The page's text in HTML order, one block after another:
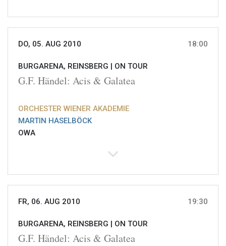
DO, 05. AUG 2010 18:00
BURGARENA, REINSBERG | ON TOUR
G.F. Händel: Acis & Galatea
ORCHESTER WIENER AKADEMIE
MARTIN HASELBÖCK
OWA
FR, 06. AUG 2010 19:30
BURGARENA, REINSBERG | ON TOUR
G.F. Händel: Acis & Galatea